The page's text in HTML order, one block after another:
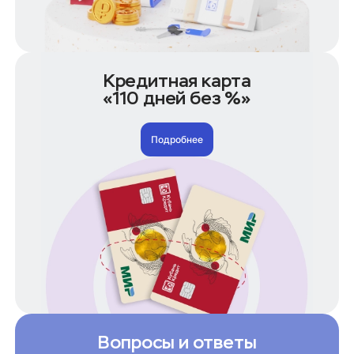
На долгий срок
Кредиты по сумме
50 000 рублей
100 000 рублей
150 000 рублей
200 000 рублей
300 000 рублей
400 000 рублей
500 000 рублей
600 000 рублей
700 000 рублей
1 000 000 рублей
1 500 000 рублей
Кредиты по условиям
Без справки 2-НДФЛ
Без отказа на карту
Кредитная карта
«110 дней без %»
Подробнее
Вопросы и ответы